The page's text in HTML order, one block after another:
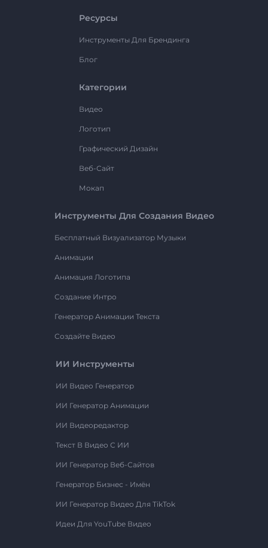
Ресурсы
Инструменты Для Брендинга
Блог
Категории
Видео
Логотип
Графический Дизайн
Веб-Сайт
Мокап
Инструменты Для Создания Видео
Бесплатный Визуализатор Музыки
Анимации
Анимация Логотипа
Создание Интро
Генератор Анимации Текста
Создайте Видео
ИИ Инструменты
ИИ Видео Генератор
ИИ Генератор Анимации
ИИ Видеоредактор
Текст В Видео С ИИ
ИИ Генератор Веб-Сайтов
Генератор Бизнес - Имён
ИИ Генератор Видео Для TikTok
Идеи Для YouTube Видео